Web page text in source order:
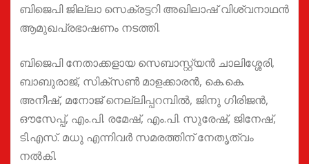
ബിജെപി ജില്ലാ സെക്രട്ടറി അഖിലാഷ് വിശ്വനാഥൻ
ആമുഖപ്രഭാഷണം നടത്തി.
ബിജെപി നേതാക്കളായ സെബാസ്റ്റ്യൻ ചാലിശ്ശേരി,
ബാബുരാജ്, സിക്സൺ മാളക്കാരൻ, കെ.കെ.
അനീഷ്, മനോജ് നെല്ലിപ്പറമ്പിൽ, ജിനു ഗിരിജൻ,
ഔസേപ്പ്, എം.പി. രമേഷ്, എം.പി. സുരേഷ്, ജിനേഷ്,
ടി.എസ്. മധു എന്നിവർ സമരത്തിന് നേതൃത്വം
നൽകി.